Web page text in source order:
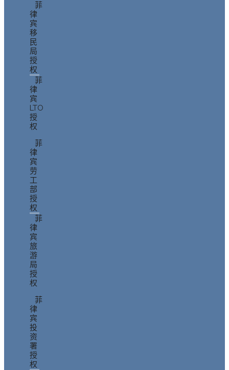
菲
律
宾
移
民
局
授
权
菲
律
宾
LTO
授
权
菲
律
宾
劳
工
部
授
权
菲
律
宾
旅
游
局
授
权
菲
律
宾
投
资
署
授
权